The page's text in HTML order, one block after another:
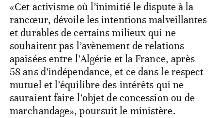
«Cet activisme où l’inimitié le dispute à la
rancœur, dévoile les intentions malveillantes
et durables de certains milieux qui ne
souhaitent pas l’avènement de relations
apaisées entre l’Algérie et la France, après
58 ans d’indépendance, et ce dans le respect
mutuel et l’équilibre des intérêts qui ne
sauraient faire l’objet de concession ou de
marchandage», poursuit le ministère.